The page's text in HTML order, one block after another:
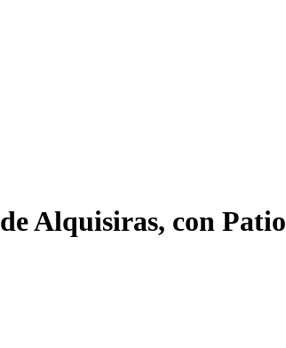
Alquisiras, con Patio